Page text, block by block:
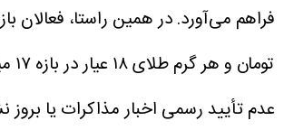
فراهم می‌آورد.
عدم تأیید رسمی اخبار مذاکرات یا